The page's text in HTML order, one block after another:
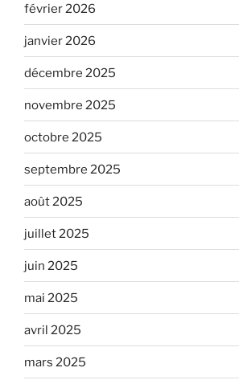
février 2026
janvier 2026
décembre 2025
novembre 2025
octobre 2025
septembre 2025
août 2025
juillet 2025
juin 2025
mai 2025
avril 2025
mars 2025